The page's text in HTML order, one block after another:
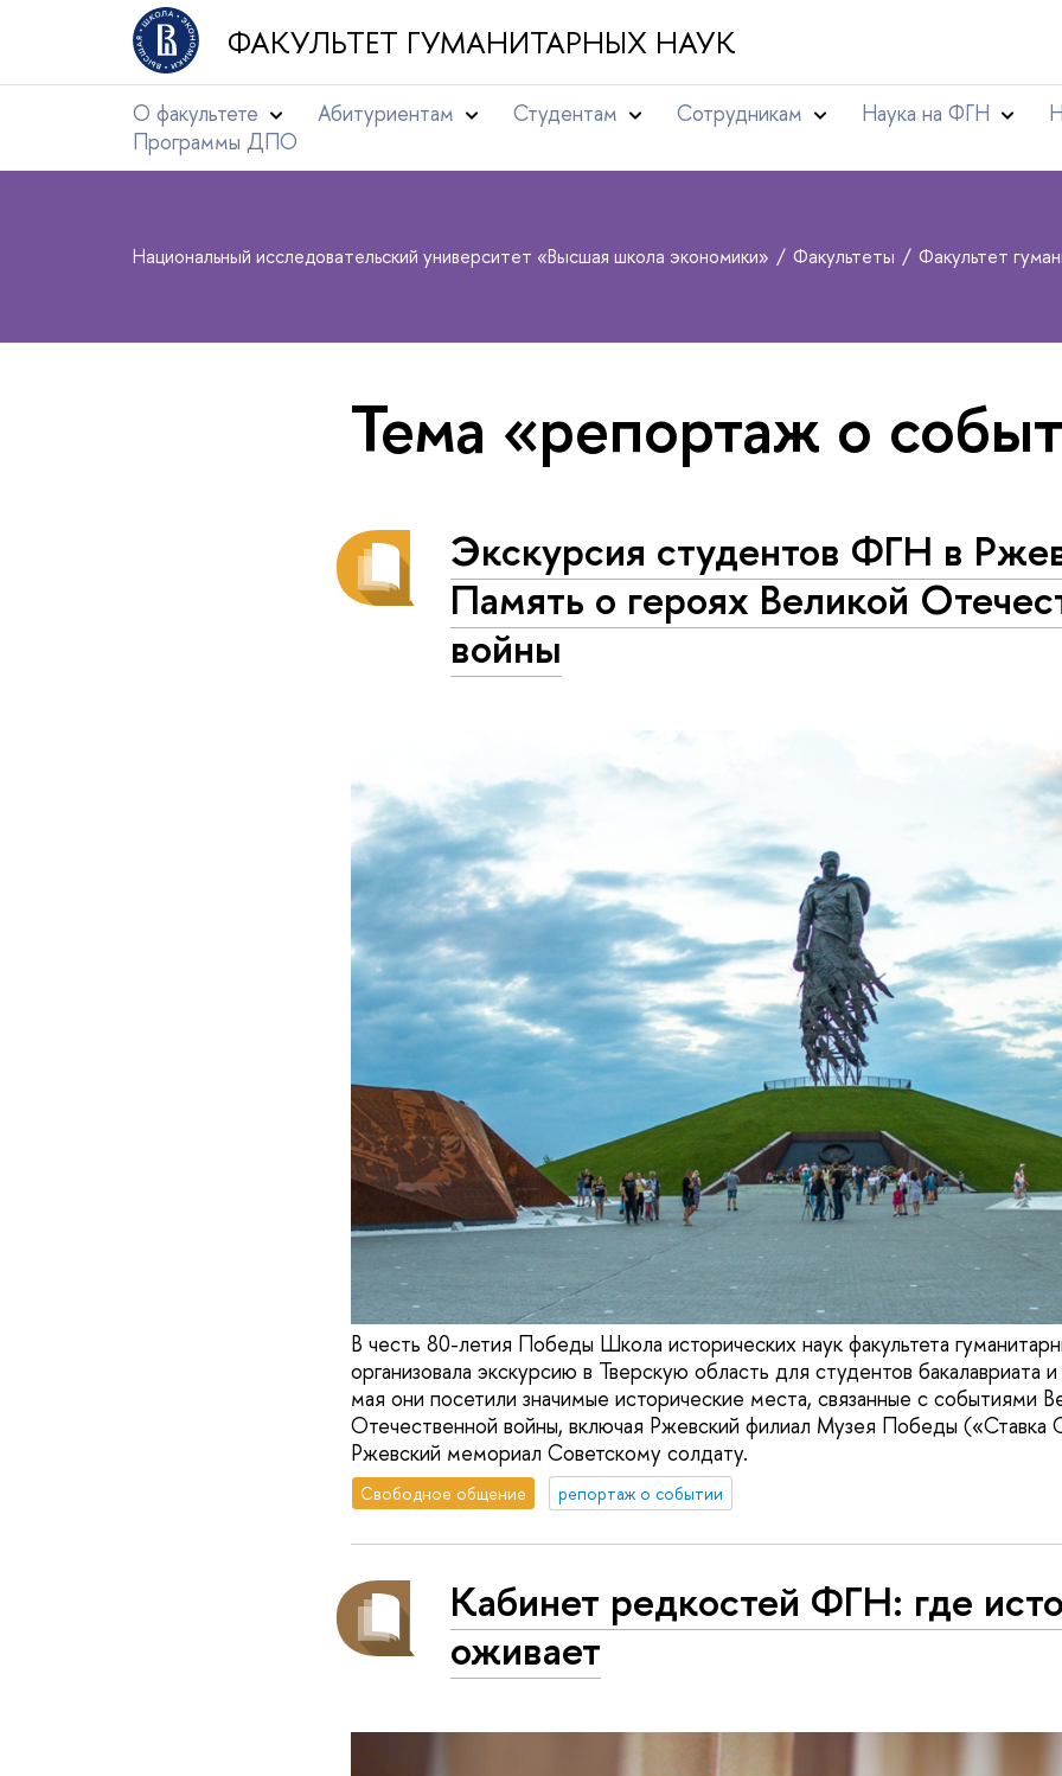
ФАКУЛЬТЕТ ГУМАНИТАРНЫХ НАУК
О факультете Абитуриентам Студентам Сотрудникам Наука на ФГН
Программы ДПО
Национальный исследовательский университет «Высшая школа экономики» Факультеты Факультет
Тема «репортаж о
Экскурсия студентов ФГН в
Память о героях Великой
войны
В честь 80-летия Победы Школа исторических наук факультета
организовала экскурсию в Тверскую область для студентов бакалавриата
мая они посетили значимые исторические места, связанные с событиями
Отечественной войны, включая Ржевский филиал Музея Победы («Ставка
Ржевский мемориал Советскому солдату.
Свободное общение репортаж о событии
Кабинет редкостей ФГН: где
оживает